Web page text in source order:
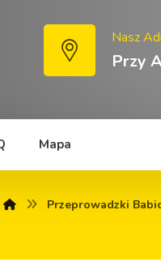
Nasz
Przy
Mapa
Przeprowadzki